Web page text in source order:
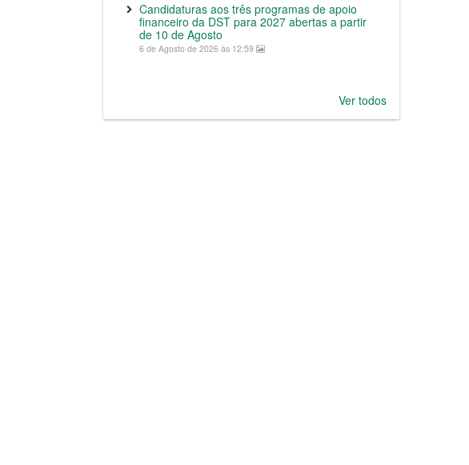
Candidaturas aos três programas de apoio
financeiro da DST para 2027 abertas a partir
de 10 de Agosto
6 de Agosto de 2026 às 12:59
Ver todos